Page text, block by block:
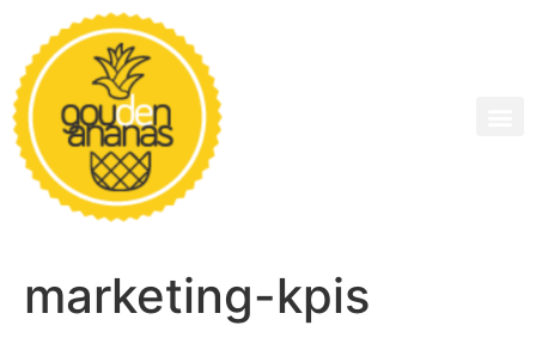
marketing-kpis